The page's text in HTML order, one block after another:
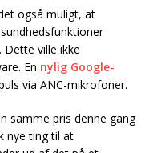
også muligt, at
Dette ville ikke
En nylig Google-
via ANC-mikrofoner.
samme pris denne gang
nye ting til at